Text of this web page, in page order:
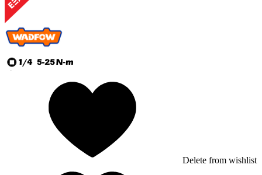
Delete from wishlist